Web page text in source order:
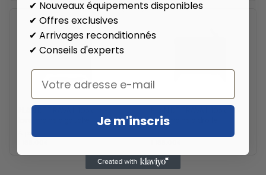
PLAN DE TRAVAIL 106 cm -
À partir de :
PLAN DE TRAVAIL 106 cm -
lave-mains à droite
✔ Nouveaux équipements disponibles
✔ Offres exclusives
✔ Arrivages reconditionnés
✔ Conseils d'experts
Email
Je m'inscris